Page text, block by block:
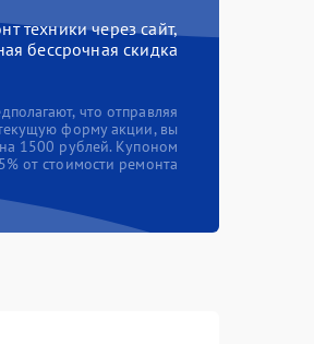
техники через сайт,
бессрочная скидка
что отправляя
форму акции, вы
1500 рублей. Купоном
от стоимости ремонта